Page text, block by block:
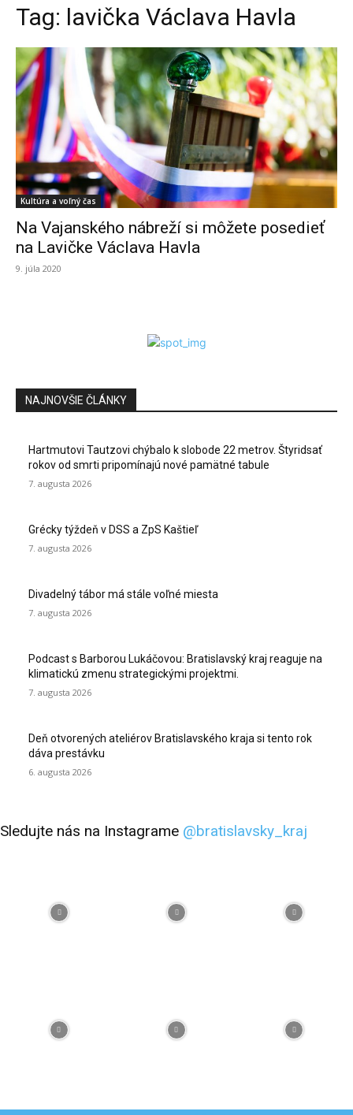
Tag: lavička Václava Havla
Kultúra a voľný čas
Na Vajanského nábreží si môžete posedieť
na Lavičke Václava Havla
9. júla 2020
NAJNOVŠIE ČLÁNKY
Hartmutovi Tautzovi chýbalo k slobode 22 metrov. Štyridsať
rokov od smrti pripomínajú nové pamätné tabule
7. augusta 2026
Grécky týždeň v DSS a ZpS Kaštieľ
7. augusta 2026
Divadelný tábor má stále voľné miesta
7. augusta 2026
Podcast s Barborou Lukáčovou: Bratislavský kraj reaguje na
klimatickú zmenu strategickými projektmi.
7. augusta 2026
Deň otvorených ateliérov Bratislavského kraja si tento rok
dáva prestávku
6. augusta 2026
Sledujte nás na Instagrame @bratislavsky_kraj